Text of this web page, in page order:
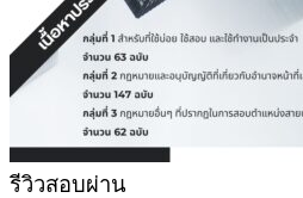
รีวิวสอบผ่าน